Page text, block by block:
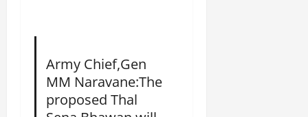
Army Chief,Gen
MM Naravane:The
proposed Thal